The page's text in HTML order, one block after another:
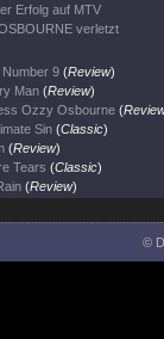
Erfolg auf MTV
verletzt
Number 9 (Review)
Man (Review)
Ozzy Osbourne (
Sin (Classic)
(Review)
Tears (Classic)
(Review)
©